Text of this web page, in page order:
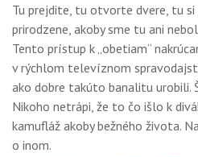
Tu prejdite, tu otvorte dvere, tu
prirodzene, akoby sme tu ani
Tento prístup k „obetiam“
v rýchlom televíznom
ako dobre takúto banalitu urobili.
Nikoho netrápi, že to čo išlo k
kamufláž akoby bežného života.
o inom.